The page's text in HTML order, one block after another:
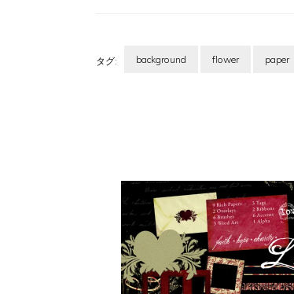
タグ: background flower paper